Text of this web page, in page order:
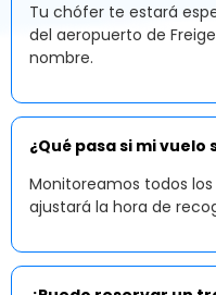
Tu chófer te estará
del aeropuerto de
nombre.
¿Qué pasa si mi vuelo
Monitoreamos todos
ajustará la hora de